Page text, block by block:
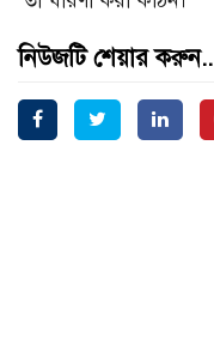
নিউজটি শেয়ার করুন..